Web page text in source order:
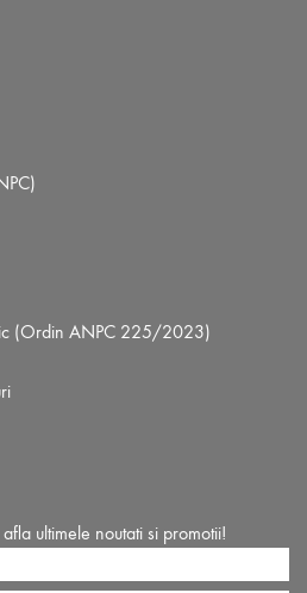
(Ordin ANPC 225/2023)
ultimele noutati si promotii!